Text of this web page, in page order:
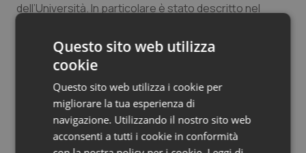
dell’Università. In particolare è stato descritto nel
salute dei lavoratori del Policlinico, con un’offerta
dedicata – non comune nelle altre realtà – alla
valutazione e all’eventuale soddisfazione dei bisogni di
assistenza stress lavorativo-correlati.
Nell’ambito delle prospettive, un particolare focus è
stato dedicato al potenziale ruolo cruciale che può
Questo sito web utilizza
cookie
Questo sito web utilizza i cookie per
migliorare la tua esperienza di
navigazione. Utilizzando il nostro sito web
acconsenti a tutti i cookie in conformità